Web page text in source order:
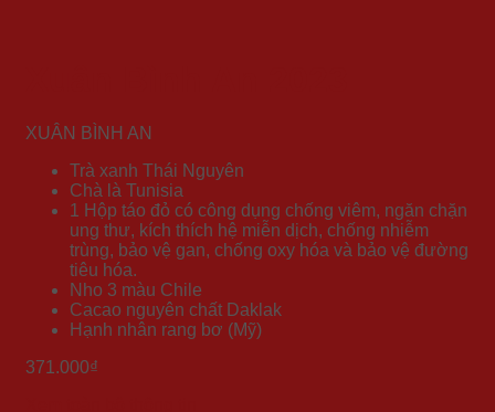
XUÂN BÌNH AN
Trà xanh Thái Nguyên
Chà là Tunisia
1 Hộp táo đỏ có công dụng chống viêm, ngăn chặn
ung thư, kích thích hệ miễn dịch, chống nhiễm
trùng, bảo vệ gan, chống oxy hóa và bảo vệ đường
tiêu hóa.
Nho 3 màu Chile
Cacao nguyên chất Daklak
Hạnh nhân rang bơ (Mỹ)
371.000₫